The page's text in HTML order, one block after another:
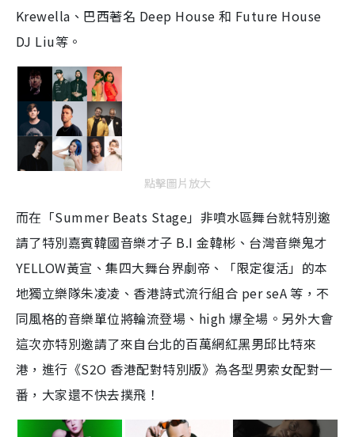
Krewella、巴西著名 Deep House 和 Future House
DJ Liu等。
點擊圖片放大
而在「Summer Beats Stage」非噴水區舞台就特別邀
請了特別嘉賓韓國音樂才子 B.I 金韓彬、台灣音樂鬼才
YELLOW黃宣、集四大舞台界劇帝、「限定復活」的本
地獨立樂隊朱凌凌、香港詩式流行組合 per seA 等，不
同風格的音樂單位將輪流登場、high 爆全場。另外大會
這次亦特別邀請了來自台北的百萬網紅黑男邱比特來
港，進行《S2O 香港配對特別版》為各型男索女配對一
番，大家還不快去撲飛！